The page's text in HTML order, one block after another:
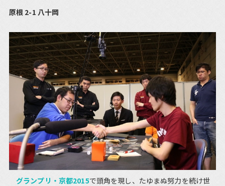
原根 2-1 八十岡
グランプリ・京都2015で頭角を現し、たゆまぬ努力を続け世